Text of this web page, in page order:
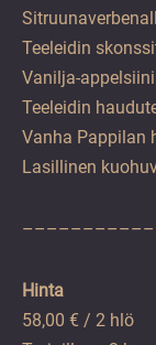
Teeleidin
Vanilja-
Teeleidin
Vanha Pappilan
Lasillinen
Hinta
58,00 € / 2 hlö